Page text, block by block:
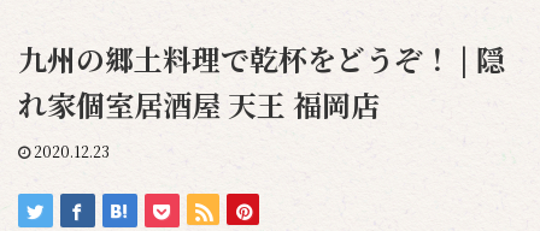
九州の郷土料理で乾杯をどうぞ！ | 隠
れ家個室居酒屋 天王 福岡店
2020.12.23